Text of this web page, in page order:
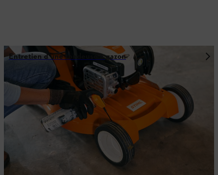
Entretien d’une tondeuse à gazon